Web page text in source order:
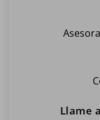
Llame